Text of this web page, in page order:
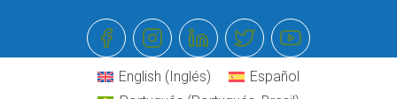
English (Inglés)
Español